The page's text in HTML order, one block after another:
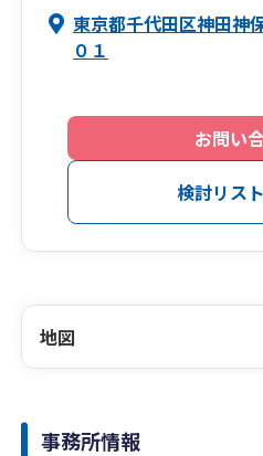
東京都千代田区神田神
０１
お問い
検討リス
地図
事務所情報